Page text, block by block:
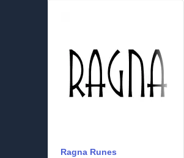
Ragna Runes